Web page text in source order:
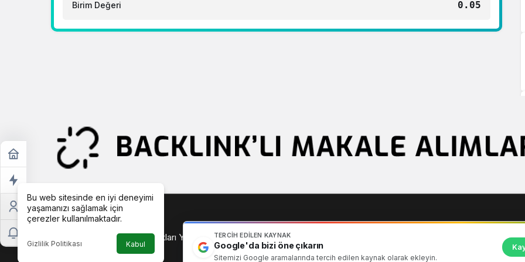
Birim Değeri
0.05
Bu web sitesinde en iyi deneyimi
yaşamanızı sağlamak için
çerezler kullanılmaktadır.
Gizlilik Politikası Kabul
Copyright © 2026 , Tüm Hakları Yalova Güncel Haber Aittir !
TERCIH EDILEN KAYNAK
Google'da bizi öne çıkarın
Sitemizi Google aramalarında tercih edilen kaynak olarak ekleyin.